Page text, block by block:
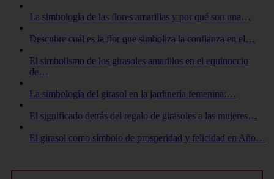
La simbología de las flores amarillas y por qué son una…
Descubre cuál es la flor que simboliza la confianza en el…
El simbolismo de los girasoles amarillos en el equinoccio
de…
La simbología del girasol en la jardinería femenina:…
El significado detrás del regalo de girasoles a las mujeres…
El girasol como símbolo de prosperidad y felicidad en Año…